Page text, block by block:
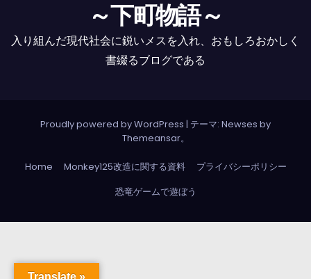
～下町物語～
入り組んだ現代社会に鋭いメスを入れ、おもしろおかしく
書綴るブログである
Proudly powered by WordPress | テーマ: Newses by
Themeansar。
Home Monkey125改造に関する資料
プライバシーポリシー
恐竜ゲームで遊ぼう
Translate »